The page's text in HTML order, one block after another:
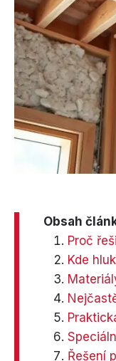
Obsah
Proč
Kde
Řešení